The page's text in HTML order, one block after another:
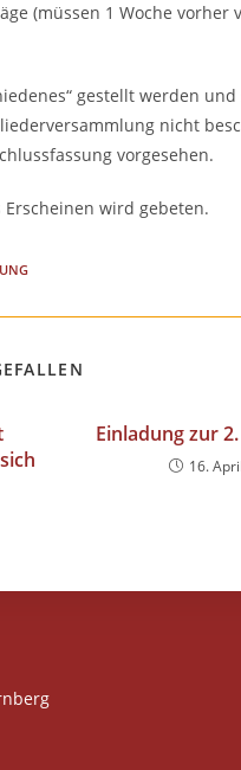
(müssen 1 Woche vorher
gestellt werden
nicht
vorgesehen.
wird gebeten.
Einladung zur
16.